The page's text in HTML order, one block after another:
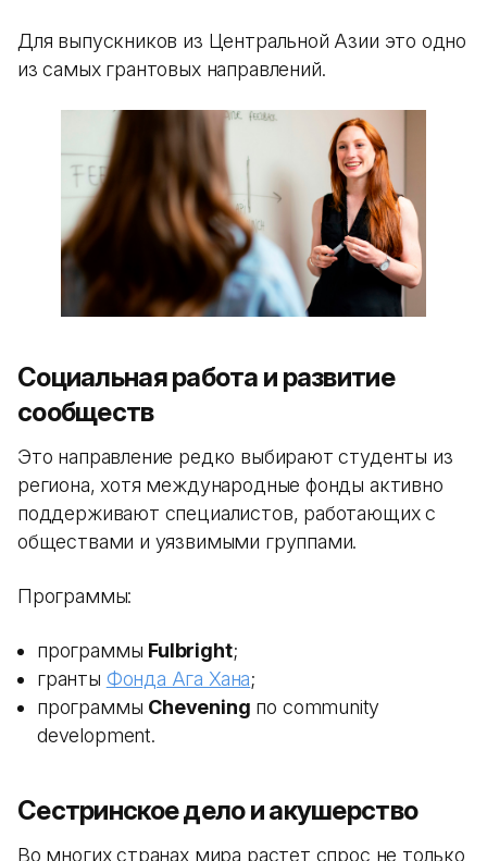
Для выпускников из Центральной Азии это одно
из самых грантовых направлений.
Социальная работа и развитие
сообществ
Это направление редко выбирают студенты из
региона, хотя международные фонды активно
поддерживают специалистов, работающих с
обществами и уязвимыми группами.
Программы:
программы Fulbright;
гранты Фонда Ага Хана;
программы Chevening по community
development.
Сестринское дело и акушерство
Во многих странах мира растет спрос не только